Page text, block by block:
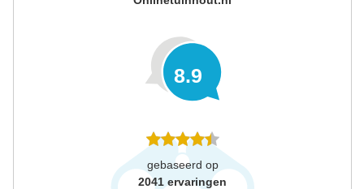
8.9
gebaseerd op
2041 ervaringen